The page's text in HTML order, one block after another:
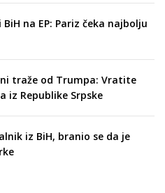
na EP: Pariz čeka najbolju
traže od Trumpa: Vratite
iz Republike Srpske
iz BiH, branio se da je